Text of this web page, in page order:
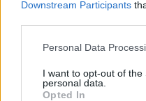
Downstream Participants
Personal Data
I want to opt-out of the
personal data.
Opted In
06/